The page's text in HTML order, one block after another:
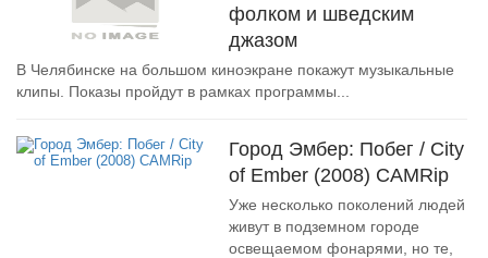
фолком и шведским
джазом
В Челябинске на большом киноэкране покажут музыкальные
клипы. Показы пройдут в рамках программы...
Город Эмбер: Побег / City
of Ember (2008) CAMRip
Уже несколько поколений людей
живут в подземном городе
освещаемом фонарями, но те,